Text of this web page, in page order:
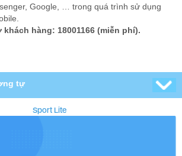
Google, … trong quá trình sử dụng
hàng: 18001166 (miễn phí).
tự
Sport Lite